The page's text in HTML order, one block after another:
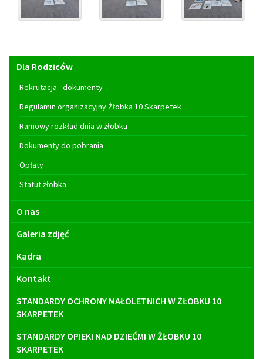
Menu
główne
Dla Rodziców
Rekrutacja - dokumenty
Regulamin organizacyjny Żłobka 10 Skarpetek
Ramowy rozkład dnia w żłobku
Dokumenty do pobrania
Opłaty
Statut żłobka
O nas
Galeria zdjęć
Kadra
Kontakt
STANDARDY OCHRONY MAŁOLETNICH W ŻŁOBKU 10
SKARPETEK
STANDARDY OPIEKI NAD DZIEĆMI W ŻŁOBKU 10
SKARPETEK